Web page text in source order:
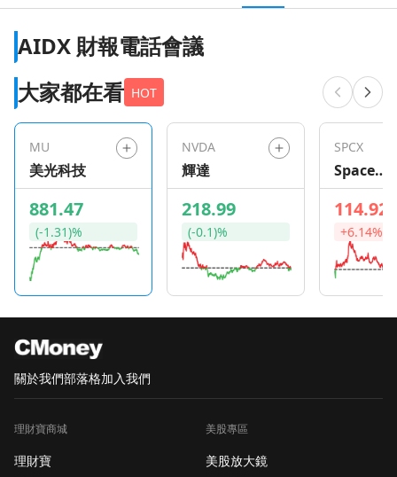
AIDX 財報電話會議
大家都在看 HOT
MU
美光科技
881.47
(-1.31)%
NVDA
輝達
218.99
(-0.1)%
SPCX
Space
s
114.92
+6.14%
關於我們部落格加入我們
理財寶商城
理財寶
美股專區
美股放大鏡